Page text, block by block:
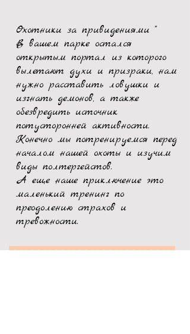
Охотники за привидениями "
В вашем парке остался
открытым портал из которого
вылетают духи и призраки, нам
нужно расставить ловушки и
изгнать демонов, а также
обезвредить источник
потусторонней активности.
Конечно мы потренируемся перед
началом нашей охоты и изучим
виды полтергейстов.
А еще наше приключение это
маленький тренинг по
преодолению страхов и
тревожности.